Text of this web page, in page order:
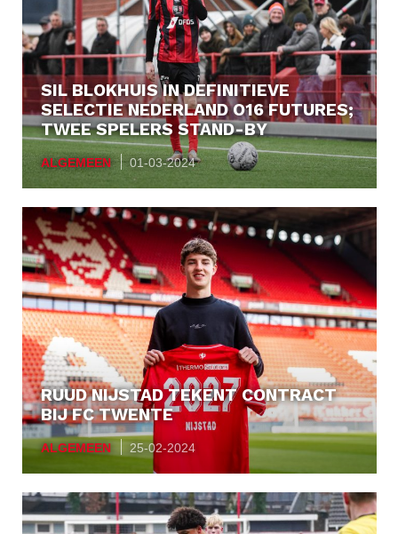
SIL BLOKHUIS IN DEFINITIEVE
SELECTIE NEDERLAND O16 FUTURES;
TWEE SPELERS STAND-BY
ALGEMEEN 01-03-2024
RUUD NIJSTAD TEKENT CONTRACT
BIJ FC TWENTE
ALGEMEEN 25-02-2024